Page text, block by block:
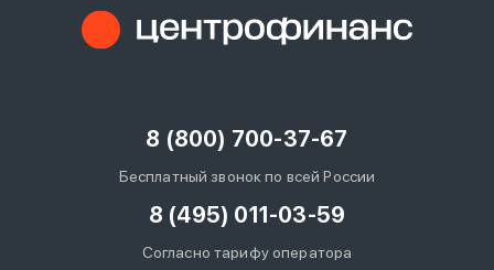
8 (800) 700-37-67
Бесплатный звонок по всей России
8 (495) 011-03-59
Согласно тарифу оператора
Войти под другим номером